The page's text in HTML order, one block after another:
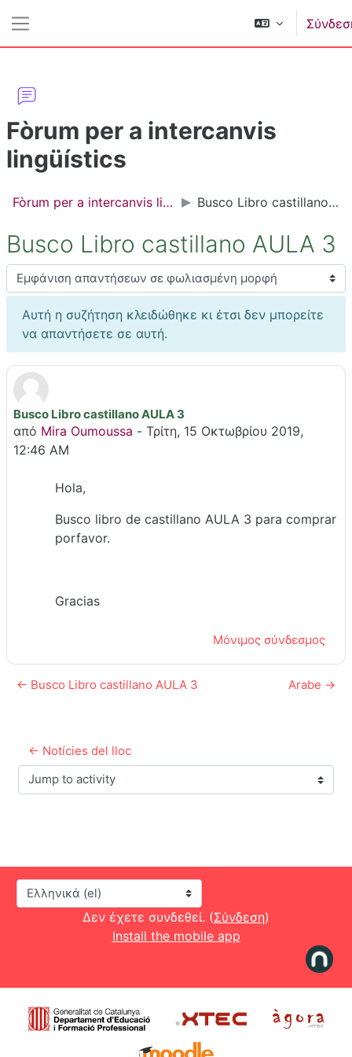
Fòrum per a intercanvis
lingüístics
Fòrum per a intercanvis lingüístics Busco Libro castillano AULA 3
Busco Libro castillano AULA 3
Λειτουργία εμφάνισης
Αυτή η συζήτηση κλειδώθηκε κι έτσι δεν μπορείτε
να απαντήσετε σε αυτή.
Busco Libro castillano AULA 3
από Mira Oumoussa - Τρίτη, 15 Οκτωβρίου 2019,
12:46 AM
Αριθμός απαντήσεων: 0
Hola,
Busco libro de castillano AULA 3 para comprar
porfavor.
Gracias
Μόνιμος σύνδεσμος
← Busco Libro castillano AULA 3 Arabe →
← Notícies del lloc
Jump to activity
Γλώσσα
Δεν έχετε συνδεθεί. (Σύνδεση)
Install the mobile app